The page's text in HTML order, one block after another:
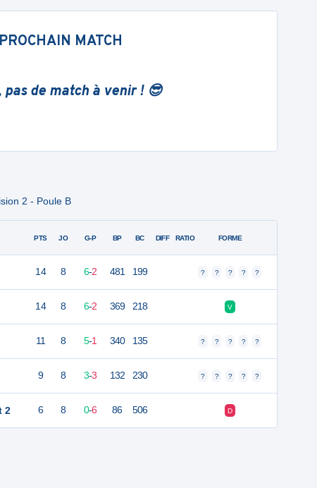
PROCHAIN MATCH
pas de match à venir ! 😎
2 - Poule B
2
PTS JO G-P BP BC DIFF RATIO FORME
14 8 6-2 481 199 ? ? ? ? ?
14 8 6-2 369 218 V
11 8 5-1 340 135 ? ? ? ? ?
9 8 3-3 132 230 ? ? ? ? ?
6 8 0-6 86 506 D